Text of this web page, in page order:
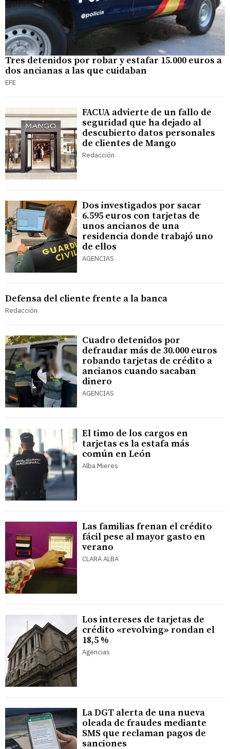
Tres detenidos por robar y estafar 15.000 euros a
dos ancianas a las que cuidaban
EFE
FACUA advierte de un fallo de
seguridad que ha dejado al
descubierto datos personales
de clientes de Mango
Redacción
Dos investigados por sacar
6.595 euros con tarjetas de
unos ancianos de una
residencia donde trabajó uno
de ellos
AGENCIAS
Defensa del cliente frente a la banca
Redacción
Cuadro detenidos por
defraudar más de 30.000 euros
robando tarjetas de crédito a
ancianos cuando sacaban
dinero
AGENCIAS
El timo de los cargos en
tarjetas es la estafa más
común en León
Alba Mieres
Las familias frenan el crédito
fácil pese al mayor gasto en
verano
CLARA ALBA
Los intereses de tarjetas de
crédito «revolving» rondan el
18,5 %
Agencias
La DGT alerta de una nueva
oleada de fraudes mediante
SMS que reclaman pagos de
sanciones